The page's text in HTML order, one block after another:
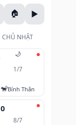
CHỦ NHẬT
🌙
1/7
🐒Bính Thân
8/7